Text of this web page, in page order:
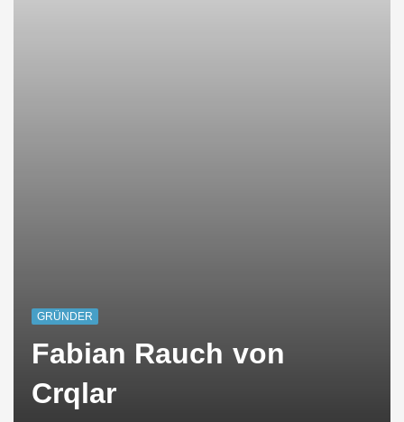
GRÜNDER
Fabian Rauch von
Crqlar